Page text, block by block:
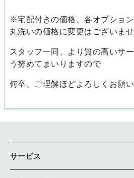
※宅配付きの価格、各オプショ
丸洗いの価格に変更はございませ
スタッフ一同、より質の高いサ
う努めてまいりますので
何卒、ご理解ほどよろしくお願い
サービス